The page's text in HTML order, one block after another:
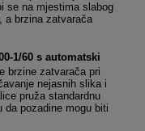
se na mjestima slabog
a brzina zatvarača
1/60 s automatski
brzine zatvarača pri
nejasnih slika i
pruža standardnu
pozadine mogu biti